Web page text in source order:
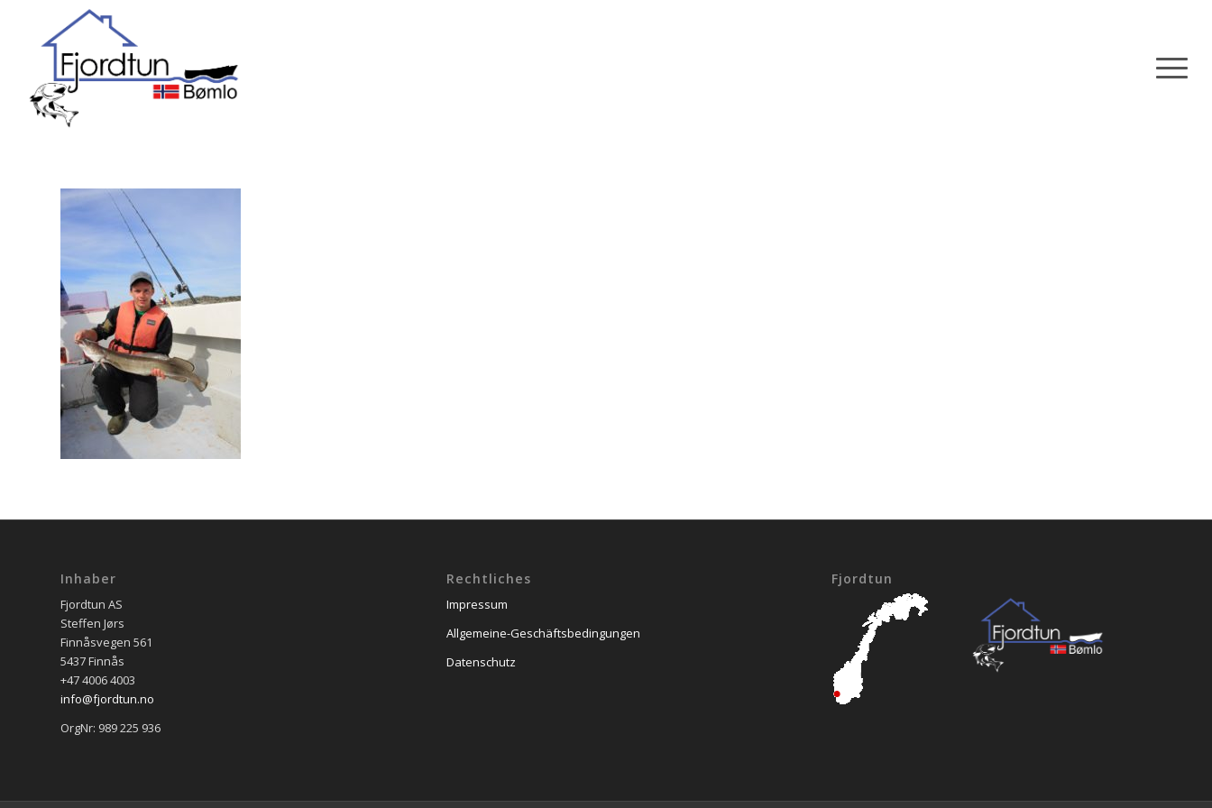
Inhaber
Fjordtun AS
Steffen Jørs
Finnåsvegen 561
5437 Finnås
+47 4006 4003
info@fjordtun.no
OrgNr: 989 225 936
Rechtliches
Impressum
Allgemeine-Geschäftsbedingungen
Datenschutz
Fjordtun